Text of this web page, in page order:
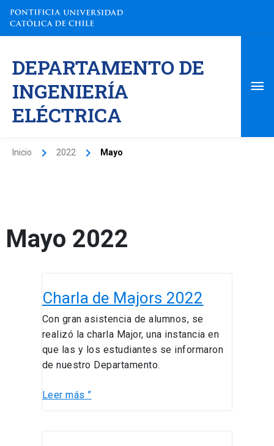
contenido
DEPARTAMENTO DE
INGENIERÍA
ELÉCTRICA
Inicio 2022 Mayo
Mayo 2022
Charla de Majors 2022
Con gran asistencia de alumnos, se
realizó la charla Major, una instancia en
que las y los estudiantes se informaron
de nuestro Departamento.
de
2022
Leer más ”